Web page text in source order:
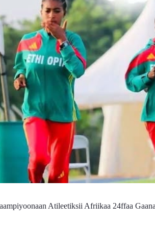
Atileetiksii Afriikaa 24ffaa